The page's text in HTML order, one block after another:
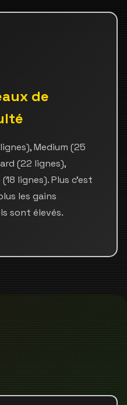
de
Medium (25
(22 lignes),
lignes). Plus c'est
les gains
sont élevés.